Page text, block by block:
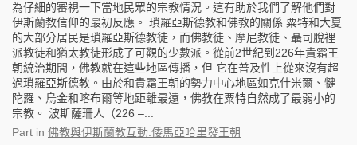
為仔細的審視一下當地民眾的宗教情況。這有助於我們了解他們對
伊斯蘭教信仰的最初反應。 瑣羅亞斯德教和佛教的關係 粟特和大夏
的大部分居民是瑣羅亞斯德教徒，而佛教徒、摩尼教徒、聶司脫裡
派教徒和猶太教徒形成了可觀的少數派。從前2世紀到226年貴霜王
朝統治期間，佛教就在這些地區傳播，但 它在普及性上從來沒有超
過瑣羅亞斯德教。由於和貴霜王朝的勢力中心地區如克什米爾、犍
陀羅、烏金和喀布爾等地距離最遠，佛教在粟特自然成了最弱小的
宗教。 波斯薩珊人（226 –...
Part in 佛教與伊斯蘭教互動:倭馬亞哈里發王朝